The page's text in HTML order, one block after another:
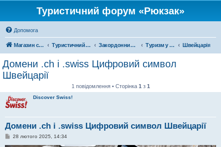
Туристичний форум «Рюкзак»
Допомога
Магазин спорядження Туристичний форум «Рюкзак» Закордонний туризм Туризм у Європі Швейцарія
Домени .ch і .swiss Цифровий символ
Швейцарії
1 повідомлення • Сторінка 1 з 1
Discover Swiss!
Домени .ch і .swiss Цифровий символ Швейцарії
П28 лютого 2025, 14:34